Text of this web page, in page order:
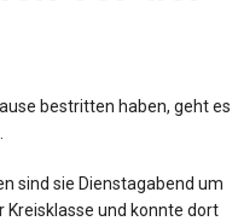
bestritten haben, geht es
sind sie Dienstagabend um
Kreisklasse und konnte dort